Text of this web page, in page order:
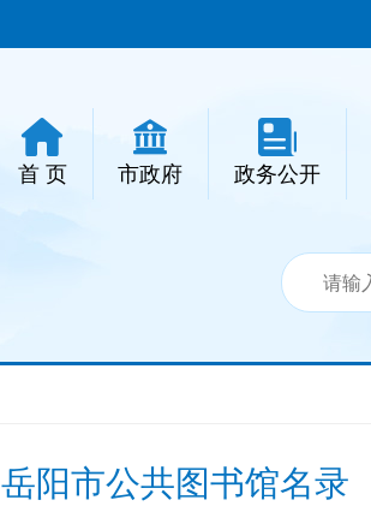
首 页 市政府 政务公开
岳阳市公共图书馆名录